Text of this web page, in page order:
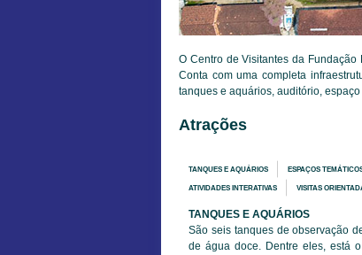
O Centro de Visitantes da
Conta com uma completa
tanques e aquários, auditório,
Atrações
TANQUES E AQUÁRIOS ESPAÇOS
ATIVIDADES INTERATIVAS VISITAS
TANQUES E AQUÁRIOS
São seis tanques de observação
de água doce. Dentre eles, está